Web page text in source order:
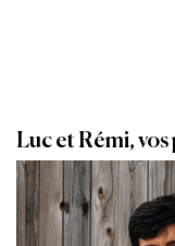
Luc et Rémi,